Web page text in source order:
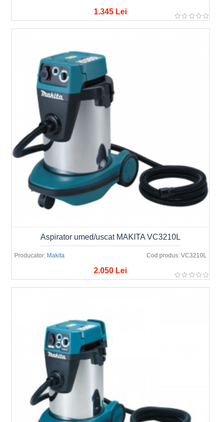
1.345 Lei
Producator: Makita Cod produs: VC3210L
Aspirator umed/uscat MAKITA VC3210L
2.050 Lei